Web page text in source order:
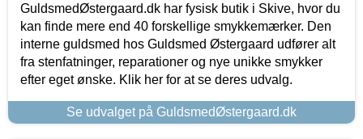
GuldsmedØstergaard.dk har fysisk butik i Skive, hvor du
kan finde mere end 40 forskellige smykkemærker. Den
interne guldsmed hos Guldsmed Østergaard udfører alt
fra stenfatninger, reparationer og nye unikke smykker
efter eget ønske. Klik her for at se deres udvalg.
Se udvalget på GuldsmedØstergaard.dk